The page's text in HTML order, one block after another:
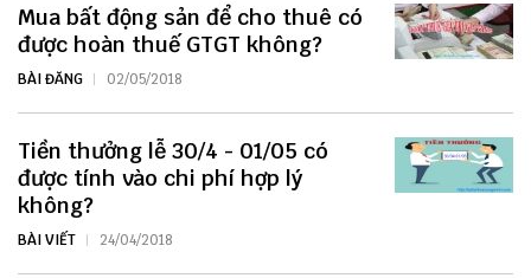
Mua bất động sản để cho thuê có
được hoàn thuế GTGT không?
BÀI ĐĂNG 02/05/2018
Tiền thưởng lễ 30/4 - 01/05 có
được tính vào chi phí hợp lý
không?
BÀI VIẾT 24/04/2018